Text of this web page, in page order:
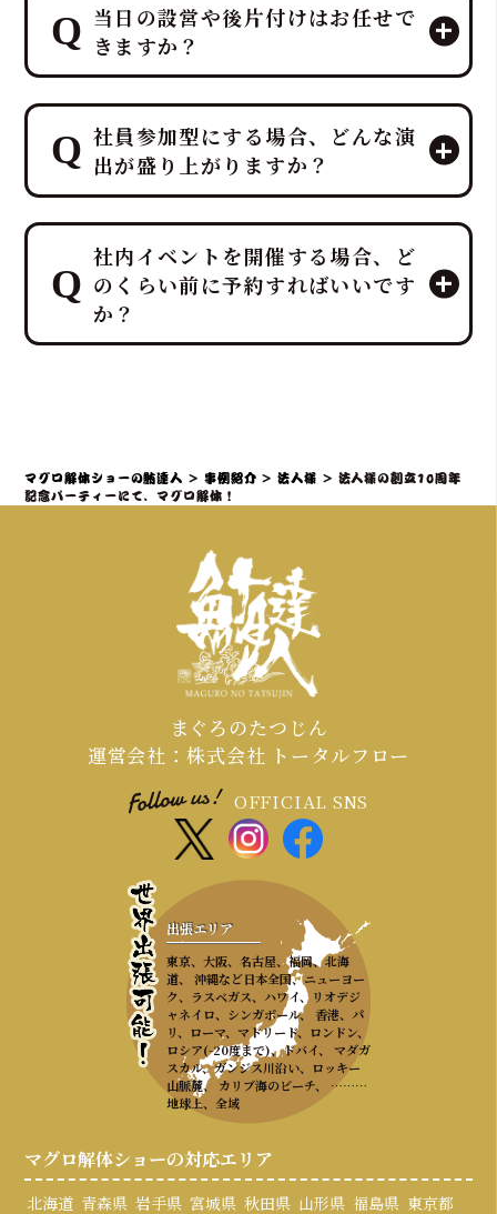
当日の設営や後片付けはお任せで
きますか？
はい、すべて「鮪達人」にお任せくだ
さい！ 幹事様や会場スタッフ様のお手
間は最小限に抑え、イベントに集中し
ていただける万全のサポート体制で臨
みます。
ホテルレベルのおもてなしをコンセプ
トにしており、企画・演出だけでな
く、設営から撤収まで全てを対応させ
ていただきます。
社員参加型にする場合、どんな演
出が盛り上がりますか？
プロのMCと、効果的なBGM・音響で
一体感のあるエンタメショーとなり、
大迫力の40キロ以上の「マグロ解体シ
ョー」や新鮮な部位の「最高の食体
験」レポートなどを通じて、会場の話
社内イベントを開催する場合、ど
のくらい前に予約すればいいです
か？
特に、大規模なイベントや、忘年会・
～4月頃）は、職人やマグロの仕入れ、
会場の調整が集中するため、お早めの
ご連絡が必須となります。
マグロ解体ショーの鮪達人 > 事例紹介 >法人様 > 法人様の創立10周年
記念パーティーにて、マグロ解体！
まぐろのたつじん
運営会社：株式会社 トータルフロー
OFFICIAL SNS
出張エリア
東京、大阪、名古屋、福岡、北海
道、 沖縄など日本全国、ニューヨー
ク、ラスベガス、ハワイ、リオデジ
ャネイロ、シンガポール、 香港、パ
リ、ローマ、マドリード、ロンドン、
ロシア(-20度まで)、ドバイ、 マダガ
スカル、ガンジス川沿い、ロッキー
山脈麓、 カリブ海のビーチ、 ………
地球上、全域
マグロ解体ショーの対応エリア
北海道 青森県 岩手県 宮城県 秋田県 山形県 福島県 東京都